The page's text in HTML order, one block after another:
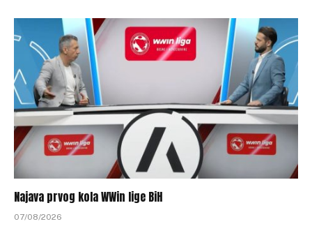
Najava prvog kola WWin lige BiH
07/08/2026